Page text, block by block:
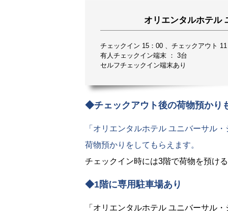
オリエンタルホテル
チェックイン 15：00 、チェックアウト
有人チェックイン端末 ： 3台
セルフチェックイン端末あり
◆チェックアウト後の荷物預かり
「オリエンタルホテル ユニバーサル
荷物預かりをしてもらえます。
チェックイン時には3階で荷物を預け
◆1階に専用駐車場あり
「オリエンタルホテル ユニバーサル